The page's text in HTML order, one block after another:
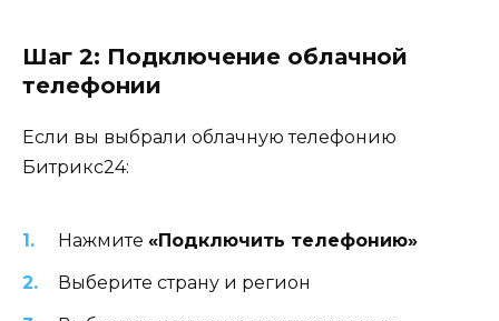
Шаг 2: Подключение облачной
телефонии
Если вы выбрали облачную телефонию
Битрикс24:
Нажмите «Подключить телефонию»
Выберите страну и регион